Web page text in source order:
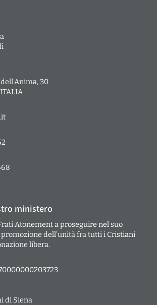
30
ministero
Atonement a proseguire nel suo
dell’unità fra tutti i Cristiani
libera.
di Siena